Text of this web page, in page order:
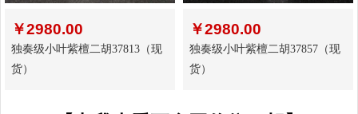
￥2980.00
独奏级小叶紫檀二胡37813（现
货）
￥2980.00
独奏级小叶紫檀二胡37857（现
货）